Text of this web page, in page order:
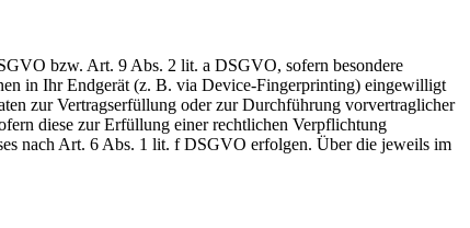
bzw. Art. 9 Abs. 2 lit. a DSGVO, sofern besondere
in Ihr Endgerät (z. B. via Device-Fingerprinting) eingewilligt
zur Vertragserfüllung oder zur Durchführung vorvertraglicher
diese zur Erfüllung einer rechtlichen Verpflichtung
nach Art. 6 Abs. 1 lit. f DSGVO erfolgen. Über die jeweils im